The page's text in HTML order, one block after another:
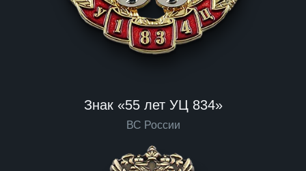
Знак «55 лет УЦ 834»
ВС России